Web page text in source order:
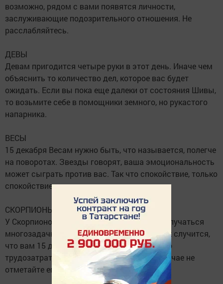
возможно, рядом с вами появятся личности,
заслуживающие подозрительного отношения. Не
расслабляйтесь.
ДЕВЫ
Девам пригодится четыре руки в этот день. Иначе чем
объяснить то количество дел, которое вас будет
ожидать. Если вы пока еще далеки от состояния Шивы,
то возьмите себе в помощники земного, но рукастого
напарника.
ВЕСЫ
15 декабря Весам нужно быть, что называется, полегче
на поворотах. Звезды говорят, ваша эмоциональность
может сыграть против вас. Так что спокойствие, только
спокойствие.
СКОРПИОНЫ
У Скорпионов в этот день будет отлично получаться
многозадачность, говорят звезды. Если так случится,
что вам 15 декабря поступит интересное, но
трудозатратное предложение, ни в коем случае не
отметайте его.